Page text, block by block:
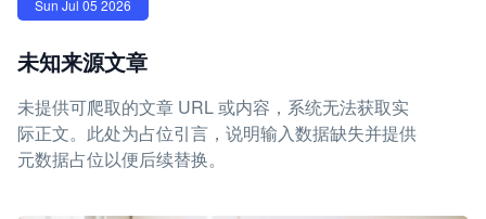
Sun Jul 05 2026
未知来源文章
未提供可爬取的文章 URL 或内容，系统无法获取实
际正文。此处为占位引言，说明输入数据缺失并提供
元数据占位以便后续替换。